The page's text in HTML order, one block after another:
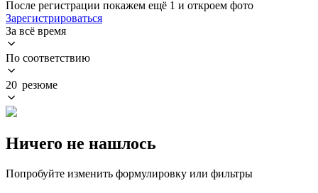
После регистрации покажем ещё 1 и откроем фото
Зарегистрироваться
За всё время
По соответствию
20 резюме
Ничего не нашлось
Попробуйте изменить формулировку или фильтры